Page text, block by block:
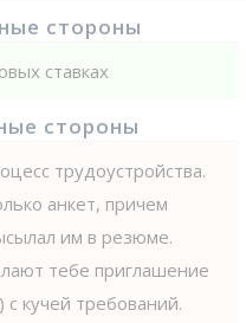
стороны
ставках
стороны
трудоустройства.
анкет, причем
им в резюме.
тебе приглашение
кучей требований.